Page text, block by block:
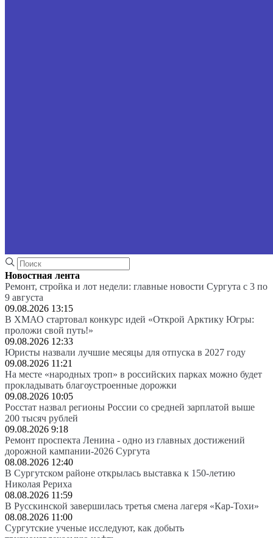
Новостная лента
Ремонт, стройка и лот недели: главные новости Сургута с 3 по
9 августа
09.08.2026 13:15
В ХМАО стартовал конкурс идей «Открой Арктику Югры:
проложи свой путь!»
09.08.2026 12:33
Юристы назвали лучшие месяцы для отпуска в 2027 году
09.08.2026 11:21
На месте «народных троп» в российских парках можно будет
прокладывать благоустроенные дорожки
09.08.2026 10:05
Росстат назвал регионы России со средней зарплатой выше
200 тысяч рублей
09.08.2026 9:18
Ремонт проспекта Ленина - одно из главных достижений
дорожной кампании-2026 Сургута
08.08.2026 12:40
В Сургутском районе открылась выставка к 150-летию
Николая Рериха
08.08.2026 11:59
В Русскинской завершилась третья смена лагеря «Кар-Тохи»
08.08.2026 11:00
Сургутские ученые исследуют, как добыть